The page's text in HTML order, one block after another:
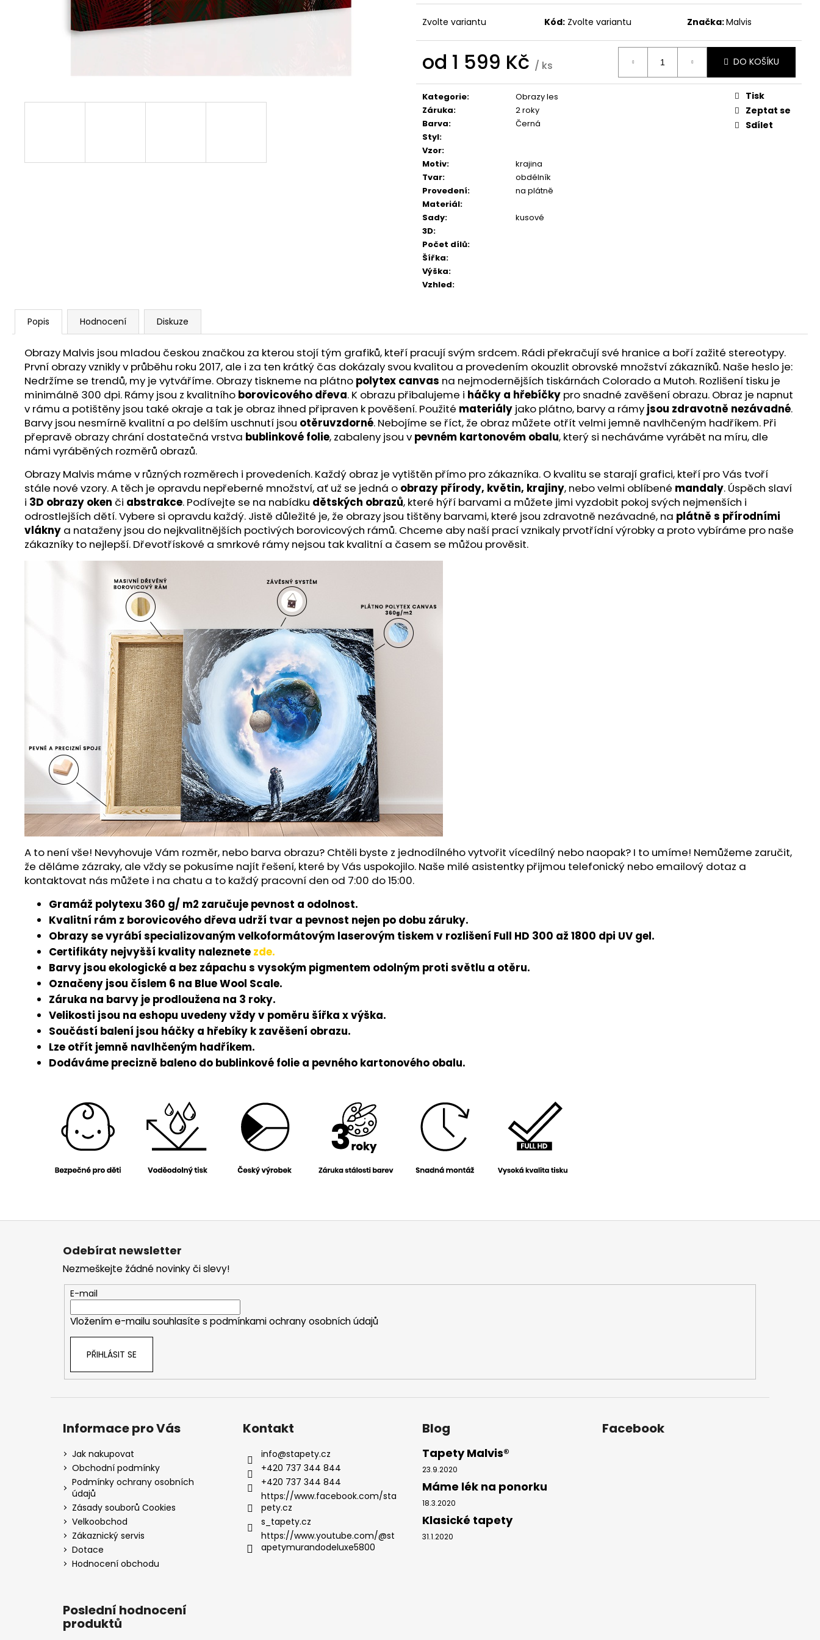
Zvolte variantu Kód: Zvolte variantu Značka:Malvis
od 1 599 Kč / ks
cena:
DO KOŠÍKU
Kategorie:
Obrazy les
Záruka:
2 roky
Barva:
Černá
Styl:
Vzor:
Motiv:
krajina
Tvar:
obdélník
Provedení:
na plátně
Materiál:
Sady:
kusové
3D:
Počet dílů:
Šířka:
Výška:
Vzhled:
Tisk
Zeptat se
Sdílet
Popis Hodnocení Diskuze
Obrazy Malvis jsou mladou českou značkou za kterou stojí tým grafiků, kteří pracují svým srdcem. Rádi překračují své hranice a boří zažité stereotypy.
První obrazy vznikly v průběhu roku 2017, ale i za ten krátký čas dokázaly svou kvalitou a provedením okouzlit obrovské množství zákazníků. Naše heslo je:
Nedržíme se trendů, my je vytváříme. Obrazy tiskneme na plátno polytex canvas na nejmodernějších tiskárnách Colorado a Mutoh. Rozlišení tisku je
minimálně 300 dpi. Rámy jsou z kvalitního borovicového dřeva. K obrazu přibalujeme i háčky a hřebíčky pro snadné zavěšení obrazu. Obraz je napnut
v rámu a potištěny jsou také okraje a tak je obraz ihned připraven k pověšení. Použité materiály jako plátno, barvy a rámy jsou zdravotně nezávadné.
Barvy jsou nesmírně kvalitní a po delším uschnutí jsou otěruvzdorné. Nebojíme se říct, že obraz můžete otřít velmi jemně navlhčeným hadříkem. Při
přepravě obrazy chrání dostatečná vrstva bublinkové folie, zabaleny jsou v pevném kartonovém obalu, který si necháváme vyrábět na míru, dle
námi vyráběných rozměrů obrazů.
Obrazy Malvis máme v různých rozměrech i provedeních. Každý obraz je vytištěn přímo pro zákazníka. O kvalitu se starají grafici, kteří pro Vás tvoří
stále nové vzory. A těch je opravdu nepřeberné množství, ať už se jedná o obrazy přírody, květin, krajiny, nebo velmi oblíbené mandaly. Úspěch slaví
i 3D obrazy oken či abstrakce. Podívejte se na nabídku dětských obrazů, které hýří barvami a můžete jimi vyzdobit pokoj svých nejmenších i
odrostlejších dětí. Vybere si opravdu každý. Jistě důležité je, že obrazy jsou tištěny barvami, které jsou zdravotně nezávadné, na plátně s přírodními
vlákny a nataženy jsou do nejkvalitnějších poctivých borovicových rámů. Chceme aby naší prací vznikaly prvotřídní výrobky a proto vybíráme pro naše
zákazníky to nejlepší. Dřevotřískové a smrkové rámy nejsou tak kvalitní a časem se můžou prověsit.
A to není vše! Nevyhovuje Vám rozměr, nebo barva obrazu? Chtěli byste z jednodílného vytvořit vícedílný nebo naopak? I to umíme! Nemůžeme zaručit,
že děláme zázraky, ale vždy se pokusíme najít řešení, které by Vás uspokojilo. Naše milé asistentky přijmou telefonický nebo emailový dotaz a
kontaktovat nás můžete i na chatu a to každý pracovní den od 7:00 do 15:00.
Gramáž polytexu 360 g/ m2 zaručuje pevnost a odolnost.
Kvalitní rám z borovicového dřeva udrží tvar a pevnost nejen po dobu záruky.
Obrazy se vyrábí specializovaným velkoformátovým laserovým tiskem v rozlišení Full HD 300 až 1800 dpi UV gel.
Certifikáty nejvyšší kvality naleznete zde.
Barvy jsou ekologické a bez zápachu s vysokým pigmentem odolným proti světlu a otěru.
Označeny jsou číslem 6 na Blue Wool Scale.
Záruka na barvy je prodloužena na 3 roky.
Velikosti jsou na eshopu uvedeny vždy v poměru šířka x výška.
Součástí balení jsou háčky a hřebíky k zavěšení obrazu.
Lze otřít jemně navlhčeným hadříkem.
Dodáváme precizně baleno do bublinkové folie a pevného kartonového obalu.
1 599 Kč
1 599 Kč
1 599 Kč
Odebírat newsletter
Nezmeškejte žádné novinky či slevy!
E-mail
Vložením e-mailu souhlasíte s podmínkami ochrany osobních údajů
PŘIHLÁSIT SE
Informace pro Vás
Jak nakupovat
Obchodní podmínky
Podmínky ochrany osobních
údajů
Zásady souborů Cookies
Velkoobchod
Zákaznický servis
Dotace
Hodnocení obchodu
Kontakt
info@stapety.cz
+420 737 344 844
+420 737 344 844
https://www.facebook.com/sta
pety.cz
s_tapety.cz
https://www.youtube.com/@st
apetymurandodeluxe5800
Blog
Tapety Malvis®
23.9.2020
Máme lék na ponorku
18.3.2020
Klasické tapety
31.1.2020
Facebook
Poslední hodnocení
produktů